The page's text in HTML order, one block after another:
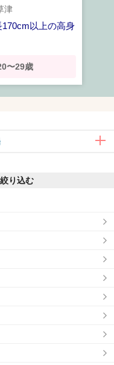
津
以上の高身
〜29歳
り込む